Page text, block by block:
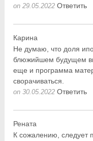
on 29.05.2022 Ответить
Карина
Не думаю, что доля
блюжийшем будущем
еще и программа
сворачиваться.
on 30.05.2022 Ответить
Рената
К сожалению, следует